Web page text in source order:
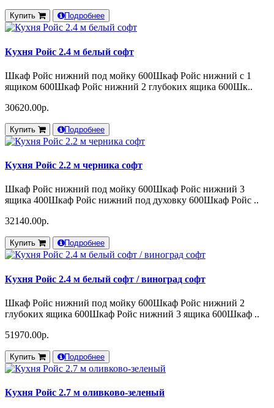
Купить Подробнее
Кухня Ройс 2.4 м белый софт
Шкаф Ройс нижний под мойку 600Шкаф Ройс нижний с 1
ящиком 600Шкаф Ройс нижний 2 глубоких ящика 600Шк..
30620.00р.
Купить Подробнее
Кухня Ройс 2.2 м черника софт
Шкаф Ройс нижний под мойку 600Шкаф Ройс нижний 3
ящика 400Шкаф Ройс нижний под духовку 600Шкаф Ройс ..
32140.00р.
Купить Подробнее
Кухня Ройс 2.4 м белый софт / виноград софт
Шкаф Ройс нижний под мойку 600Шкаф Ройс нижний 2
глубоких ящика 600Шкаф Ройс нижний 3 ящика 600Шкаф ..
51970.00р.
Купить Подробнее
Кухня Ройс 2.7 м оливково-зеленый